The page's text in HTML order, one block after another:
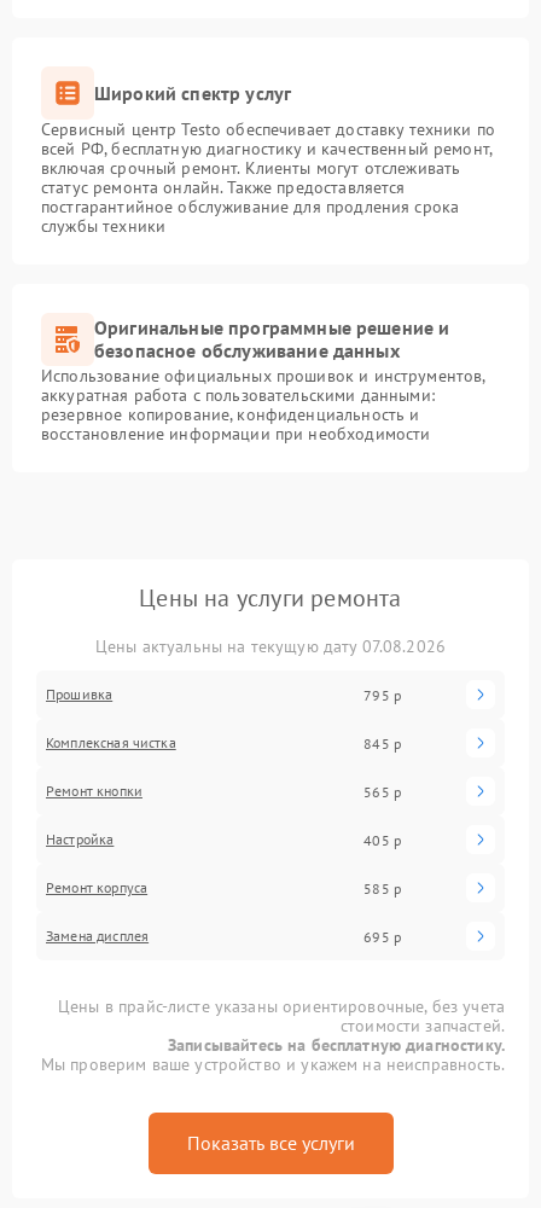
Широкий спектр услуг
Сервисный центр Testo обеспечивает доставку техники по
всей РФ, бесплатную диагностику и качественный ремонт,
включая срочный ремонт. Клиенты могут отслеживать
статус ремонта онлайн. Также предоставляется
постгарантийное обслуживание для продления срока
службы техники
Оригинальные программные решение и
безопасное обслуживание данных
Использование официальных прошивок и инструментов,
аккуратная работа с пользовательскими данными:
резервное копирование, конфиденциальность и
восстановление информации при необходимости
Цены на услуги ремонта
Цены актуальны на текущую дату 07.08.2026
Прошивка 795 р
Комплексная чистка 845 р
Ремонт кнопки 565 р
Настройка 405 р
Ремонт корпуса 585 р
Замена дисплея 695 р
Цены в прайс-листе указаны ориентировочные, без учета
стоимости запчастей.
Записывайтесь на бесплатную диагностику.
Мы проверим ваше устройство и укажем на неисправность.
Показать все услуги